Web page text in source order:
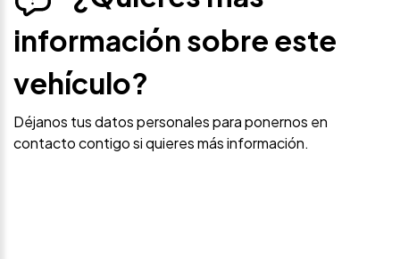
información sobre este
vehículo?
Déjanos tus datos personales para ponernos en
contacto contigo si quieres más información.